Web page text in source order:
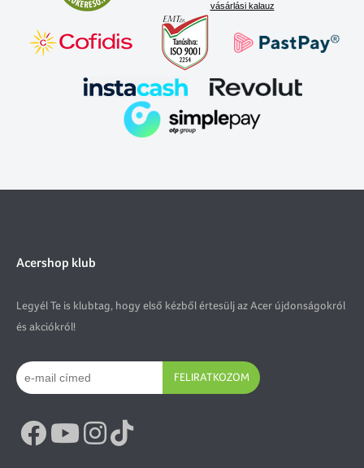
vásárlási kalauz
Acershop klub
Legyél Te is klubtag, hogy első kézből értesülj az Acer újdonságokról
és akciókról!
FELIRATKOZOM